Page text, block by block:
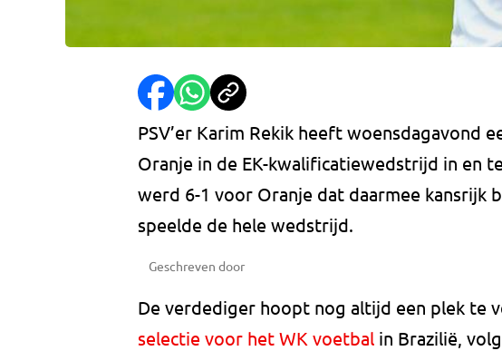
PSV’er Karim Rekik heeft woensdagavond
Oranje in de EK-kwalificatiewedstrijd in en
werd 6-1 voor Oranje dat daarmee kansrijk
speelde de hele wedstrijd.
Geschreven door
De verdediger hoopt nog altijd een plek te
selectie voor het WK voetbal in Brazilië,